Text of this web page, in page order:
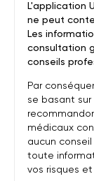
L'application
ne peut
Les
consultation
conseils
Par
se basant sur
médicaux
aucun
toute
vos risques et